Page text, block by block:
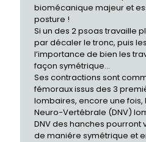
biomécanique majeur et
posture !
Si un des 2 psoas travaille
par décaler le tronc, puis
l’importance de bien les
façon symétrique…
Ses contractions sont
fémoraux issus des 3
lombaires, encore une
Neuro-Vertébrale (DNV)
DNV des hanches pourront
de maniére symétrique et